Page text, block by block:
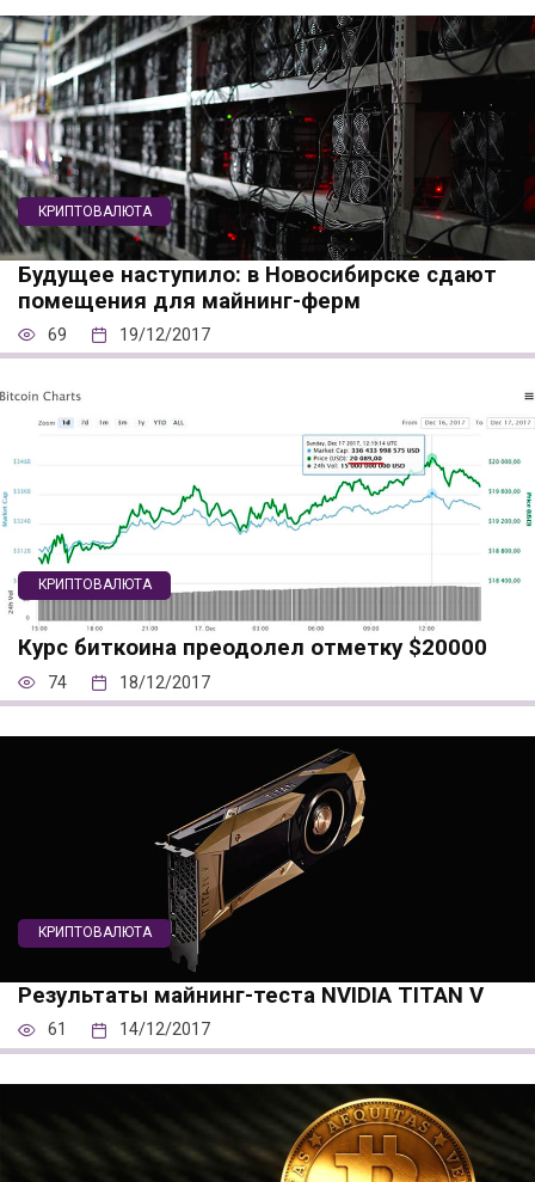
КРИПТОВАЛЮТА
Будущее наступило: в Новосибирске сдают
помещения для майнинг-ферм
69 19/12/2017
КРИПТОВАЛЮТА
Курс биткоина преодолел отметку $20000
74 18/12/2017
КРИПТОВАЛЮТА
Результаты майнинг-теста NVIDIA TITAN V
61 14/12/2017